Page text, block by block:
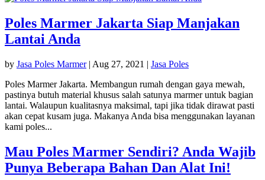
Poles Marmer Jakarta Siap Manjakan
Lantai Anda
by Jasa Poles Marmer| Aug 27, 2021 | Jasa Poles
Poles Marmer Jakarta. Membangun rumah dengan gaya mewah,
pastinya butuh material khusus salah satunya marmer untuk bagian
lantai. Walaupun kualitasnya maksimal, tapi jika tidak dirawat pasti
akan cepat kusam juga. Makanya Anda bisa menggunakan layanan
kami poles...
Mau Poles Marmer Sendiri? Anda Wajib
Punya Beberapa Bahan Dan Alat Ini!